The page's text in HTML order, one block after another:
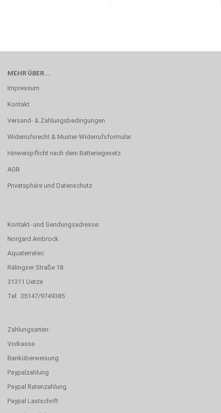
MEHR ÜBER...
Impressum
Kontakt
Versand- & Zahlungsbedingungen
Widerrufsrecht & Muster-Widerrufsformular
Hinweispflicht nach dem Batteriegesetz
AGB
Privatsphäre und Datenschutz
Kontakt- und Sendungsadresse:
Norgard Ambrock
Aquaterratec
Rälingser Straße 18
31311 Uetze
Tel: 05147/9749385
Zahlungsarten:
Vorkasse
Banküberweisung
Paypalzahlung
Paypal Ratenzahlung
Paypal Lastschrift